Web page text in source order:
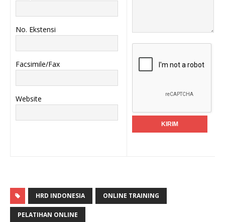
No. Ekstensi
Facsimile/Fax
Website
HRD INDONESIA ONLINE TRAINING
PELATIHAN ONLINE